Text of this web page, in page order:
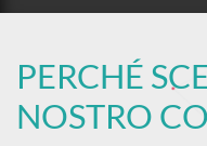
PERCHÉ
NOSTRO